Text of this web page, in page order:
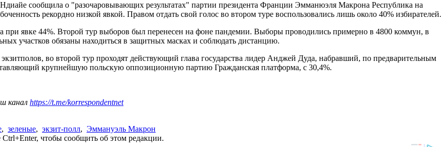
сообщила о "разочаровывающих результатах" партии президента Франции Эмманюэля Макрона Республика на
рекордно низкой явкой. Правом отдать свой голос во втором туре воспользовались лишь около 40% избирателей.
явке 44%. Второй тур выборов был перенесен на фоне пандемии. Выборы проводились примерно в 4800 коммун, в
участков обязаны находиться в защитных масках и соблюдать дистанцию.
экзитполов, во второй тур проходят действующий глава государства лидер Анджей Дуда, набравший, по предварительным
крупнейшую польскую оппозиционную партию Гражданская платформа, с 30,4%.
канал https://t.me/korrespondentnet
, зеленые, экзит-полл, Эммануэль Макрон
чтобы сообщить об этом редакции.